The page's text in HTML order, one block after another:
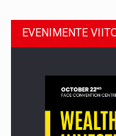
EVENIMENTE